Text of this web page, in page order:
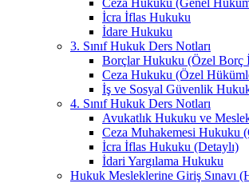
Ceza Hukuku (Genel
İcra İflas Hukuku
İdare Hukuku
3. Sınıf Hukuk Ders Notları
Borçlar Hukuku (Özel Borç
Ceza Hukuku (Özel
İş ve Sosyal Güvenlik
4. Sınıf Hukuk Ders Notları
Avukatlık Hukuku ve
Ceza Muhakemesi Hukuku
İcra İflas Hukuku (Detaylı)
İdari Yargılama Hukuku
Hukuk Mesleklerine Giriş Sınavı